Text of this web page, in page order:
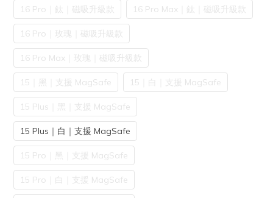
16 Pro｜鈦｜磁吸升級款 16 Pro Max｜鈦｜磁吸升級款
16 Pro｜玫瑰｜磁吸升級款
16 Pro Max｜玫瑰｜磁吸升級款
15｜黑｜支援 MagSafe 15｜白｜支援 MagSafe
15 Plus｜黑｜支援 MagSafe
15 Plus｜白｜支援 MagSafe
15 Pro｜黑｜支援 MagSafe
15 Pro｜白｜支援 MagSafe